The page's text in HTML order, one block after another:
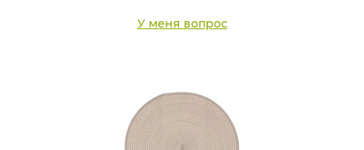
У меня вопрос